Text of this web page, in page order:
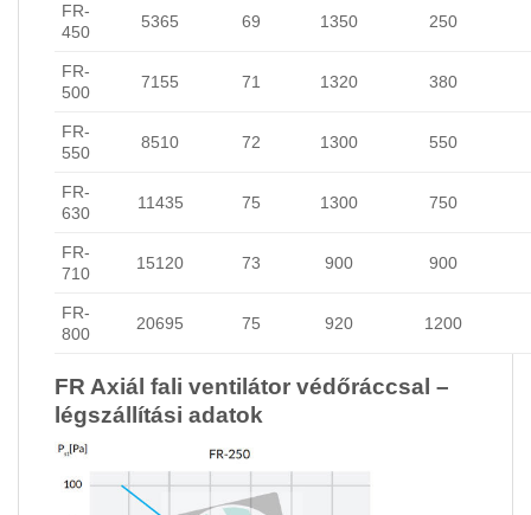
FR-
450
5365 69 1350 250
FR-
500
7155 71 1320 380
FR-
550
8510 72 1300 550
FR-
630
11435 75 1300 750
FR-
710
15120 73 900 900
FR-
800
20695 75 920 1200
FR Axiál fali ventilátor védőráccsal –
légszállítási adatok